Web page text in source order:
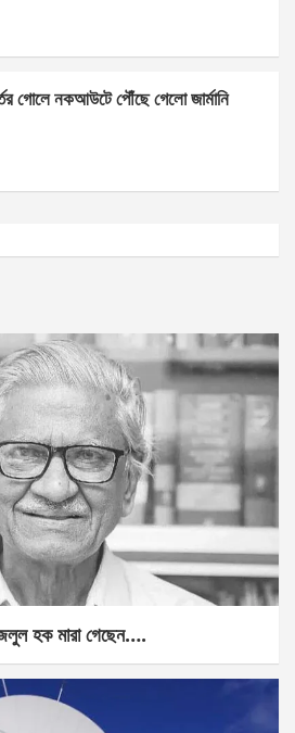
গোলে নকআউটে পৌঁছে গেলো জার্মানি
হক মারা গেছেন….